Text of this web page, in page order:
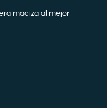
maciza al mejor